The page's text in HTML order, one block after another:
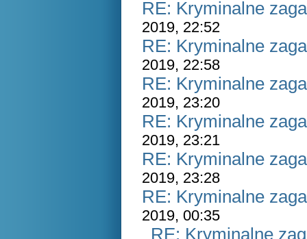
RE: Kryminalne
2019, 22:52
RE: Kryminalne
2019, 22:58
RE: Kryminalne
2019, 23:20
RE: Kryminalne
2019, 23:21
RE: Kryminalne
2019, 23:28
RE: Kryminalne
2019, 00:35
RE: Kryminalne